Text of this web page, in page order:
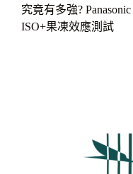
究竟有多強?
ISO+果凍效應測試